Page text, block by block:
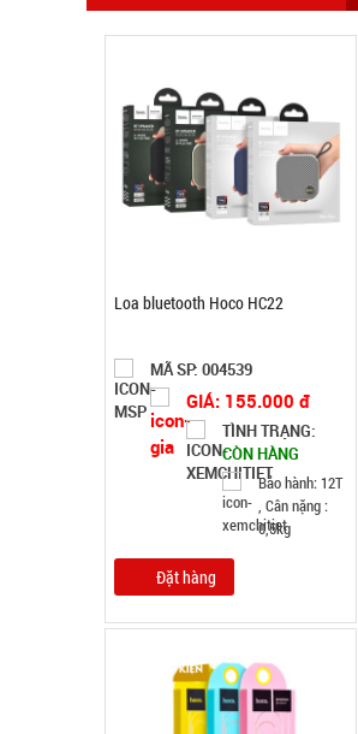
Loa bluetooth Hoco HC22
MÃ SP: 004539
GIÁ: 155.000 đ
TÌNH TRẠNG:
CÒN HÀNG
Bảo hành: 12T
, Cân nặng :
0,5kg
Đặt hàng